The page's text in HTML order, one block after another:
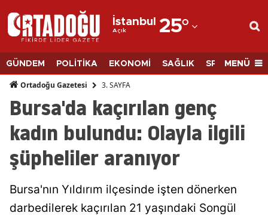
İstanbul
Açık 25°
Adana
Adıyaman
Afyonkarahisar
Ağrı
Amasya
Ankara
Antalya
Artvin
GÜNDEM POLİTİKA EKONOMİ SAĞLIK SPORMENÜ
Ortadoğu Gazetesi 3. SAYFA
Bursa'da kaçırılan genç
kadın bulundu: Olayla ilgili
şüpheliler aranıyor
Bursa'nın Yıldırım ilçesinde işten dönerken
darbedilerek kaçırılan 21 yaşındaki Songül